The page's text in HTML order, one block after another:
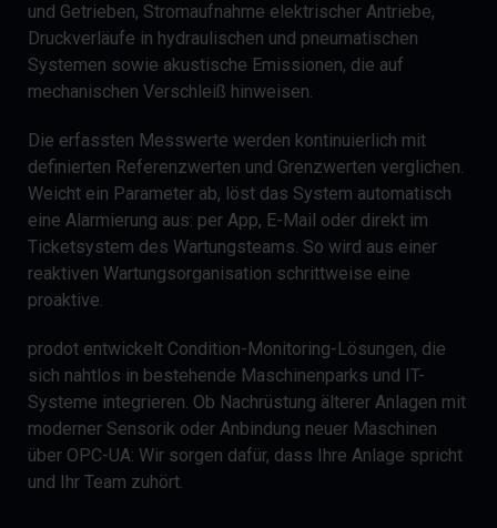
und Getrieben, Stromaufnahme elektrischer Antriebe,
Druckverläufe in hydraulischen und pneumatischen
Systemen sowie akustische Emissionen, die auf
mechanischen Verschleiß hinweisen.
Die erfassten Messwerte werden kontinuierlich mit
definierten Referenzwerten und Grenzwerten verglichen.
Weicht ein Parameter ab, löst das System automatisch
eine Alarmierung aus: per App, E-Mail oder direkt im
Ticketsystem des Wartungsteams. So wird aus einer
reaktiven Wartungsorganisation schrittweise eine
proaktive.
prodot entwickelt Condition-Monitoring-Lösungen, die
sich nahtlos in bestehende Maschinenparks und IT-
Systeme integrieren. Ob Nachrüstung älterer Anlagen mit
moderner Sensorik oder Anbindung neuer Maschinen
über OPC-UA: Wir sorgen dafür, dass Ihre Anlage spricht
und Ihr Team zuhört.